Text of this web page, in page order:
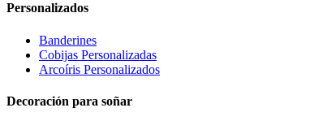
Personalizados
Banderines
Cobijas Personalizadas
Arcoíris Personalizados
Decoración para soñar